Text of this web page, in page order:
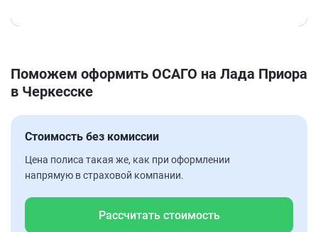
Поможем оформить ОСАГО на Лада Приора
в Черкесске
Стоимость без комиссии
Цена полиса такая же, как при оформлении
напрямую в страховой компании.
Рассчитать стоимость